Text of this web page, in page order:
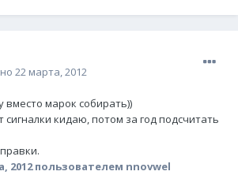
22 марта, 2012
марок собирать))
кидаю, потом за год подсчитать
2012пользователем nnovwel